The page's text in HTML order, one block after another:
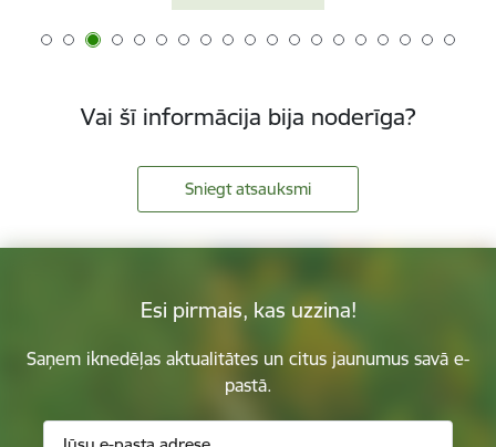
Vai šī informācija bija noderīga?
Sniegt atsauksmi
Esi pirmais, kas uzzina!
Saņem iknedēļas aktualitātes un citus jaunumus savā e-
pastā.